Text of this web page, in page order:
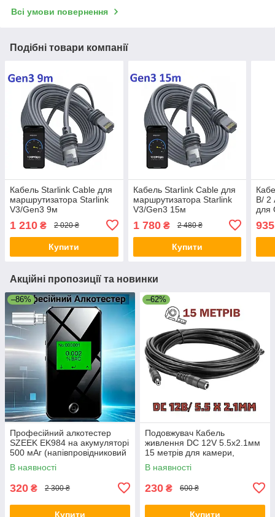
Всі умови повернення
Подібні товари компанії
Кабель Starlink Cable для
маршрутизатора Starlink
V3/Gen3 9м
1 210 ₴ 2 020 ₴
Купити
Кабель Starlink Cable для
маршрутизатора Starlink
V3/Gen3 15м
1 780₴ 2 480 ₴
Купити
В/ 2
для
5
935
Акційні пропозиції та новинки
–86%
Професійний алкотестер
SZEEK EK984 на акумуляторі
500 мАг (напівпровідниковий
сенсор, 10 мундштуків +
чохол)
В наявності
320 ₴ 2 300 ₴
Купити
–62%
Подовжувач Кабель
живлення DC 12V 5.5х2.1мм
15 метрів для камери,
роутера, LED стрічки
В наявності
230 ₴ 600 ₴
Купити